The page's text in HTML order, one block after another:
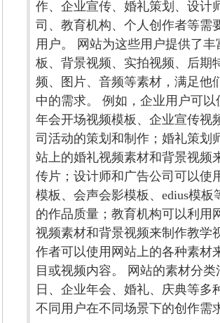
作、企业宣传、婚礼策划、设计
司、教育机构、个人创作者等需
用户。 网站为这些用户提供了丰
板、背景视频、实拍视频、后期
频、图片、音频等素材，满足他
中的需求。 例如，企业用户可以
年会开场视频模板、企业宣传视
司活动的策划和制作；婚礼策划
站上的婚礼视频素材和背景视频
传片；设计师和广告公司可以使
模板、会声会影模板、edius模板
的作品质量；教育机构可以利用
视频素材和背景视频来制作教学
作者可以使用网站上的各种素材
目或视频内容。 网站的素材分
日、企业年会、婚礼、庆典等多
不同用户在不同场景下的创作需